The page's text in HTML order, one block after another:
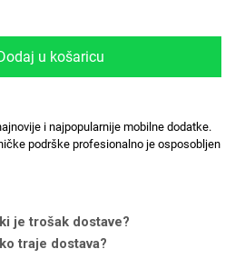
u košaricu
i najpopularnije mobilne dodatke.
podrške profesionalno je osposobljen
je trošak dostave?
traje dostava?